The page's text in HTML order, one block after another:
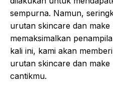
sempurna. Namun,
urutan skincare dan
memaksimalkan
kali ini, kami akan
urutan skincare dan
cantikmu.